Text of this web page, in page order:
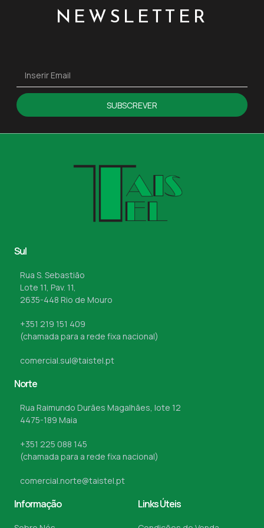
NEWSLETTER
SUBSCREVER
Sul
Rua S. Sebastião
Lote 11, Pav. 11,
2635-448 Rio de Mouro
+351 219 151 409
(chamada para a rede fixa nacional)
comercial.sul@taistel.pt
Norte
Rua Raimundo Durães Magalhães, lote 12
4475-189 Maia
+351 225 088 145
(chamada para a rede fixa nacional)
comercial.norte@taistel.pt
Informação Links Úteis